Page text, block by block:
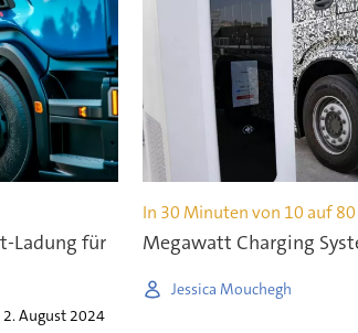
Ladung für
2. August 2024
In 30 Minuten von 10 auf
Megawatt Charging
Jessica Mouchegh